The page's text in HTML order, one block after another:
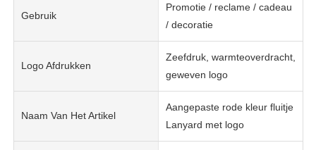
Gebruik
Promotie / reclame / cadeau
/ decoratie
Logo Afdrukken
Zeefdruk, warmteoverdracht,
geweven logo
Naam Van Het Artikel
Aangepaste rode kleur fluitje
Lanyard met logo